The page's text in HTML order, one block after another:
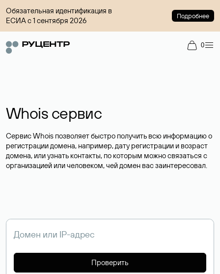
Обязательная идентификация в
ЕСИА с 1 сентября 2026
Подробнее
0
Whois сервис
Сервис Whois позволяет быстро получить всю информацию о
регистрации домена, например, дату регистрации и возраст
домена, или узнать контакты, по которым можно связаться с
организацией или человеком, чей домен вас заинтересовал.
Проверить